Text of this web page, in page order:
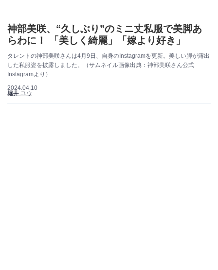
神部美咲、“久しぶり”のミニ丈私服で美脚あ
らわに！ 「美しく綺麗」「嫁より好き」
タレントの神部美咲さんは4月9日、自身のInstagramを更新。美しい脚が露出
した私服姿を披露しました。（サムネイル画像出典：神部美咲さん公式
Instagramより）
2024.04.10
堀井 ユウ